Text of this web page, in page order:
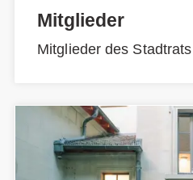
Mitglieder
Mitglieder des Stadtrats